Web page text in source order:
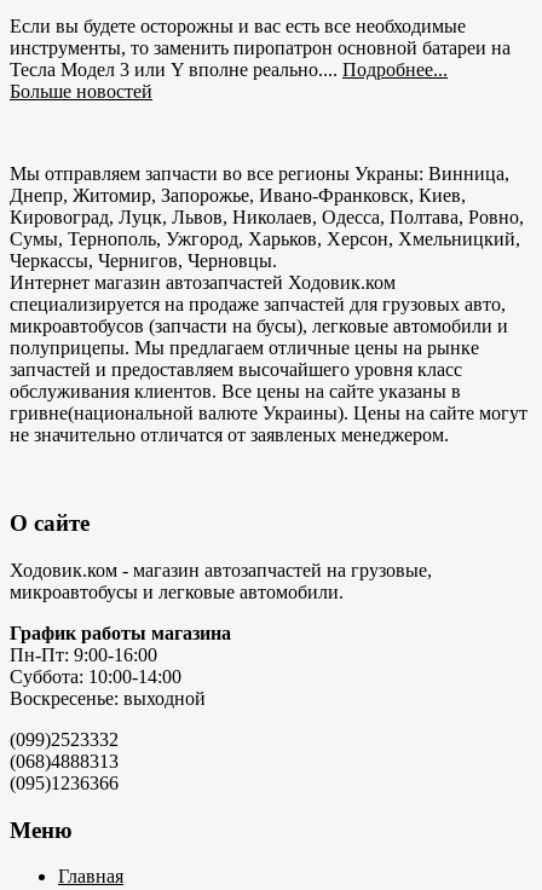
Если вы будете осторожны и вас есть все необходимые
инструменты, то заменить пиропатрон основной батареи на
Тесла Модел 3 или Y вполне реально.... Подробнее...
Больше новостей
Мы отправляем запчасти во все регионы Украны: Винница,
Днепр, Житомир, Запорожье, Ивано-Франковск, Киев,
Кировоград, Луцк, Львов, Николаев, Одесса, Полтава, Ровно,
Сумы, Тернополь, Ужгород, Харьков, Херсон, Хмельницкий,
Черкассы, Чернигов, Черновцы.
Интернет магазин автозапчастей Ходовик.ком
специализируется на продаже запчастей для грузовых авто,
микроавтобусов (запчасти на бусы), легковые автомобили и
полуприцепы. Мы предлагаем отличные цены на рынке
запчастей и предоставляем высочайшего уровня класс
обслуживания клиентов. Все цены на сайте указаны в
гривне(национальной валюте Украины). Цены на сайте могут
не значительно отличатся от заявленых менеджером.
О сайте
Ходовик.ком - магазин автозапчастей на грузовые,
микроавтобусы и легковые автомобили.
График работы магазина
Пн-Пт: 9:00-16:00
Суббота: 10:00-14:00
Воскресенье: выходной
(099)2523332
(068)4888313
(095)1236366
Меню
Главная